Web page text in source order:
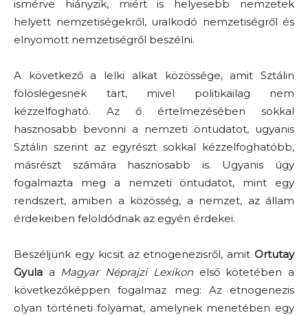
ismérve hiányzik, miért is helyesebb nemzetek
helyett nemzetiségekről, uralkodó nemzetiségről és
elnyomott nemzetiségről beszélni.
A következő a lelki alkat közössége, amit Sztálin
fölöslegesnek tart, mivel politikailag nem
kézzelfogható. Az ő értelmezésében sokkal
hasznosabb bevonni a nemzeti öntudatot, ugyanis
Sztálin szerint az egyrészt sokkal kézzelfoghatóbb,
másrészt számára hasznosabb is. Ugyanis úgy
fogalmazta meg a nemzeti öntudatot, mint egy
rendszert, amiben a közösség, a nemzet, az állam
érdekeiben feloldódnak az egyén érdekei.
Beszéljünk egy kicsit az etnogenezisről, amit Ortutay
Gyula a Magyar Néprajzi Lexikonelső kötetében a
következőképpen fogalmaz meg: Az etnogenezis
olyan történeti folyamat, amelynek menetében egy